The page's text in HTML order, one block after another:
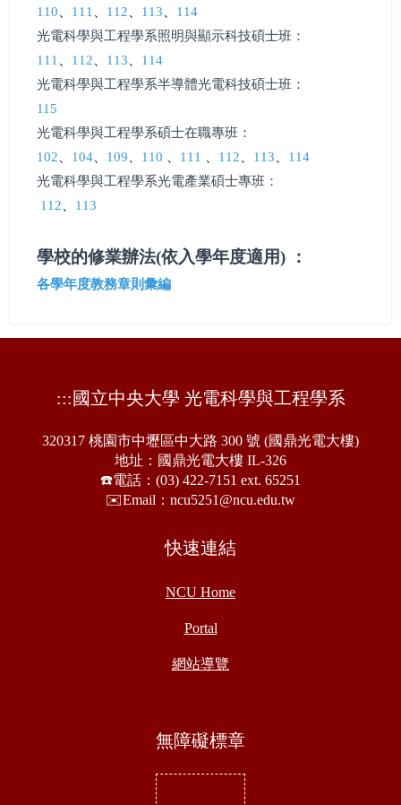
110
111 112 113
114
光電科學與工程學系照明與顯示科技碩士班 ：
111
112 113
114
光電科學與工程學系半導體光電科技碩士班：
115
光電科學與工程學系碩士在職專班 ：
102
104 109 110 111 112 113
114
光電科學與工程學系光電產業碩士專班：
112
113
學校的修業辦法(依入學年度適用) ：
各學年度教務章則彙編
::: 國立中央大學 光電科學與工程學系
320317 桃園市中壢區中大路 300 號 (國鼎光電大樓)
地址：國鼎光電大樓 IL-326
☎️電話：(03) 422-7151 ext. 65251
✉️Email：ncu5251@ncu.edu.tw
快速連結
NCU Home
Portal
網站導覽
無障礙標章